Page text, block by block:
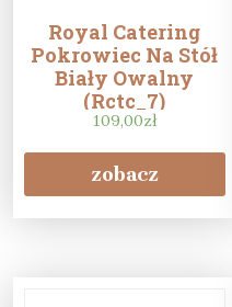
Royal Catering
Pokrowiec Na Stół
Biały Owalny
(Rctc_7)
109,00zł
zobacz